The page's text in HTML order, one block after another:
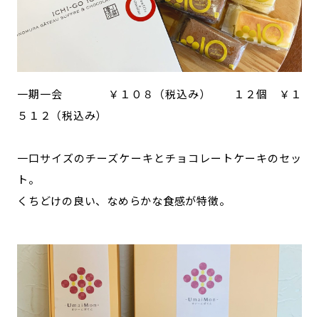
一期一会 ￥１０８（税込み） １２個 ￥１
５１２（税込み）
一口サイズのチーズケーキとチョコレートケーキのセッ
ト。
くちどけの良い、なめらかな食感が特徴。